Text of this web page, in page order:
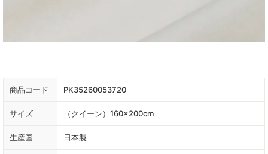
商品コード PK35260053720
サイズ （クイーン）160×200cm
生産国 日本製